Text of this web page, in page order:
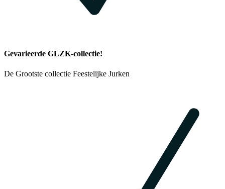
Gevarieerde GLZK-collectie!
De Grootste collectie Feestelijke Jurken